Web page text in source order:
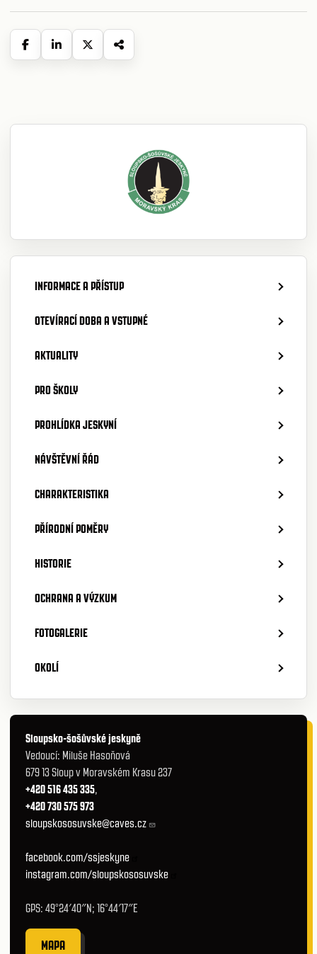
INFORMACE A PŘÍSTUP
OTEVÍRACÍ DOBA A VSTUPNÉ
AKTUALITY
PRO ŠKOLY
PROHLÍDKA JESKYNÍ
NÁVŠTĚVNÍ ŘÁD
CHARAKTERISTIKA
PŘÍRODNÍ POMĚRY
HISTORIE
OCHRANA A VÝZKUM
FOTOGALERIE
OKOLÍ
Sloupsko-šošůvské jeskyně
Vedoucí: Miluše Hasoňová
679 13 Sloup v Moravském Krasu 237
+420 516 435 335,
+420 730 575 973
sloupskososuvske@caves.cz
facebook.com/ssjeskyne
instagram.com/sloupskososuvske
GPS: 49°24′40″N; 16°44′17″E
MAPA